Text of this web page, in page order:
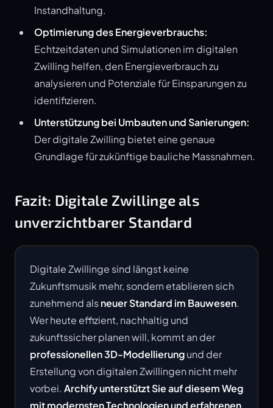
Instandhaltung.
Optimierung des Energieverbrauchs:
Echtzeitdaten und Simulationen im digitalen
Zwilling helfen, den Energieverbrauch zu
analysieren und Potenziale für Einsparungen zu
identifizieren.
Unterstützung bei Umbauten und Sanierungen:
Der digitale Zwilling bietet eine genaue
Grundlage für zukünftige bauliche Massnahmen.
Fazit: Digitale Zwillinge als
unverzichtbarer Standard
Digitale Zwillinge sind längst keine
Zukunftsmusik mehr, sondern etablieren sich
zunehmend alsneuer Standard im Bauwesen.
Wer heute effizient, nachhaltig und
zukunftssicher planen will, kommt an der
professionellen 3D-Modellierungund der
Erstellung von digitalen Zwillingen nicht mehr
vorbei. Archify unterstützt Sie auf diesem Weg
mit modernsten Technologien und erfahrenen